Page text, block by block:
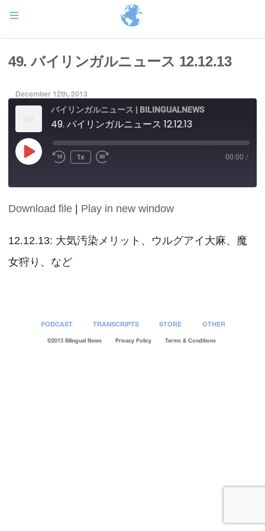
49. バイリンガルニュース 12.12.13
December 12th, 2013
バイリンガルニュース | BILINGUALNEWS
49. バイリンガルニュース 12.12.13
Play
Episode
1x 00:00 /
SHARE
LINK
EMBED
Download file Play in new window
12.12.13: 大気汚染メリット、ウルグアイ大麻、魔
女狩り、など
PODCAST TRANSCRIPTS STORE OTHER
©2013 Bilingual News Privacy Policy Terms & Conditions